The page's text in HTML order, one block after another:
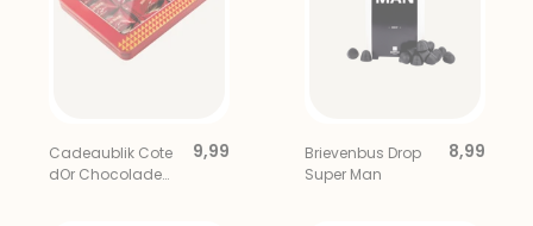
Cadeaublik Cote
dOr Chocolade
9,99
Brievenbus Drop
Super Man
8,99